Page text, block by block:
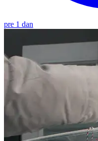
pre 1 dan